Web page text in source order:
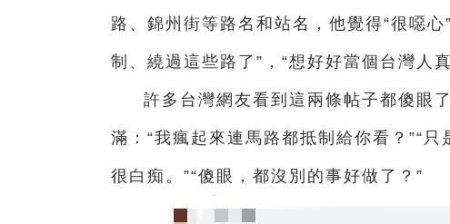
路、錦州街等路名和站名，他覺得“很噁
制、繞過這些路了”，“想好好當個台灣人真
許多台灣網友看到這兩條帖子都傻眼
滿：“我瘋起來連馬路都抵制給你看？”“
很白痴。”“傻眼，都沒別的事好做了？”